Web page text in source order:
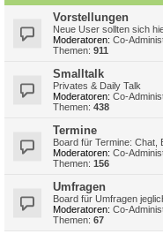
Vorstellungen
Neue User sollten sich
Moderatoren: Co-
Themen: 911
Smalltalk
Privates & Daily Talk
Moderatoren: Co-
Themen: 438
Termine
Board für Termine: Chat,
Moderatoren: Co-
Themen: 156
Umfragen
Board für Umfragen
Moderatoren: Co-
Themen: 67